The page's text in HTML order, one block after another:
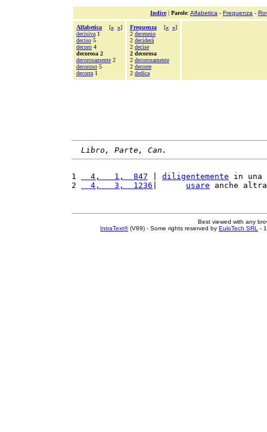
Indice| Parole: Alfabetica - Frequenza -
Alfabetica [« »]
decisiva 1
deciso 5
decoro 4
decorosa 2
decorosamente 2
decoroso 5
decorra 1
Frequenza [« »]
2 decennio
2 deciderà
2 decise
2 decorosa
2 decorosamente
2 decorre
2 dedica
Libro, Parte, Can.
1
  4,   1,  847
diligentemente in una
2
  4,   3,  1236
usare anche
Best viewed with any
IntraText®(V89) - Some rights reserved by EuloTech SRL -